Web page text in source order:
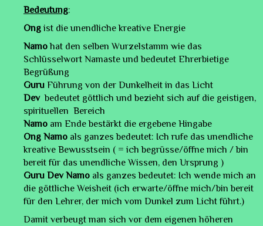
Bedeutung:
Ongist die unendliche kreative Energie
Namohat den selben Wurzelstamm wie das
Schlüsselwort Namaste und bedeutet Ehrerbietige
Begrüßung
Guru Führung von der Dunkelheit in das Licht
Devbedeutet göttlich und bezieht sich auf die geistigen,
spirituellen Bereich
Namo am Ende bestärkt die ergebene Hingabe
Ong Namo als ganzes bedeutet: Ich rufe das unendliche
kreative Bewusstsein ( = ich begrüsse/öffne mich / bin
bereit für das unendliche Wissen, den Ursprung )
Guru Dev Namo als ganzes bedeutet: Ich wende mich an
die göttliche Weisheit (ich erwarte/öffne mich/bin bereit
für den Lehrer, der mich vom Dunkel zum Licht führt.)
Damit verbeugt man sich vor dem eigenen höheren